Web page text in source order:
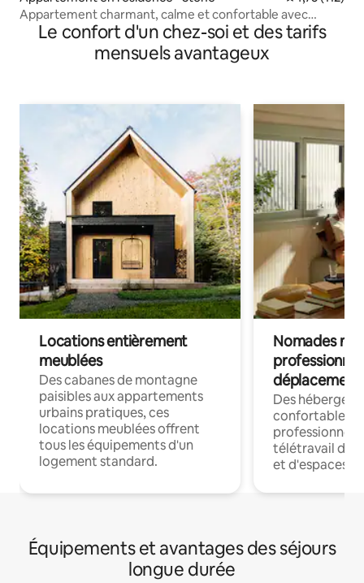
Appartement charmant, calme et confortable avec
stationnement gratuit
Le confort d'un chez-soi et des tarifs
mensuels avantageux
Locations entièrement
meublées
Des cabanes de montagne
paisibles aux appartements
urbains pratiques, ces
locations meublées offrent
tous les équipements d'un
logement standard.
Nomades
déplacement
Des
confortables
professionnels
télétravail
et d'espaces
Équipements et avantages des séjours
longue durée